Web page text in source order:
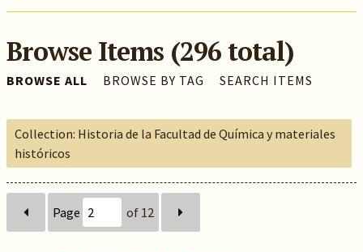
Browse Items (296 total)
BROWSE ALL BROWSE BY TAG SEARCH ITEMS
Collection: Historia de la Facultad de Química y materiales
históricos
Page of 12